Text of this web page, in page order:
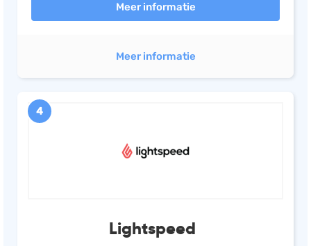
Meer informatie
Meer informatie
4
Lightspeed